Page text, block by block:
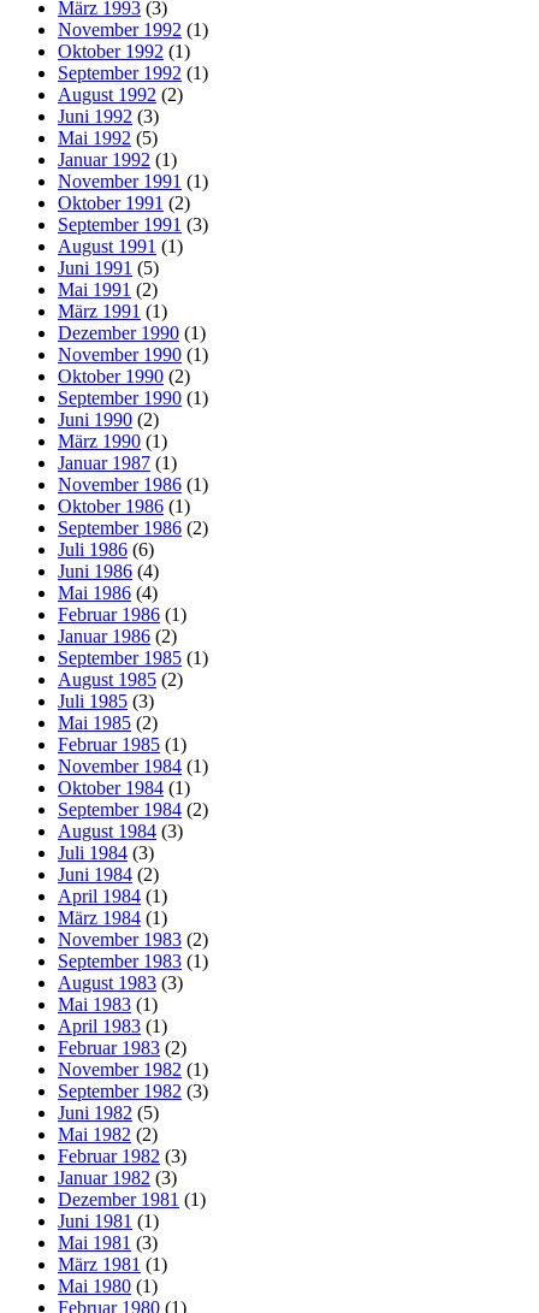
März 1993 (3)
November 1992 (1)
Oktober 1992 (1)
September 1992 (1)
August 1992 (2)
Juni 1992 (3)
Mai 1992 (5)
Januar 1992 (1)
November 1991 (1)
Oktober 1991 (2)
September 1991 (3)
August 1991 (1)
Juni 1991 (5)
Mai 1991 (2)
März 1991 (1)
Dezember 1990 (1)
November 1990 (1)
Oktober 1990 (2)
September 1990 (1)
Juni 1990 (2)
März 1990 (1)
Januar 1987 (1)
November 1986 (1)
Oktober 1986 (1)
September 1986 (2)
Juli 1986 (6)
Juni 1986 (4)
Mai 1986 (4)
Februar 1986 (1)
Januar 1986 (2)
September 1985 (1)
August 1985 (2)
Juli 1985 (3)
Mai 1985 (2)
Februar 1985 (1)
November 1984 (1)
Oktober 1984 (1)
September 1984 (2)
August 1984 (3)
Juli 1984 (3)
Juni 1984 (2)
April 1984 (1)
März 1984 (1)
November 1983 (2)
September 1983 (1)
August 1983 (3)
Mai 1983 (1)
April 1983 (1)
Februar 1983 (2)
November 1982 (1)
September 1982 (3)
Juni 1982 (5)
Mai 1982 (2)
Februar 1982 (3)
Januar 1982 (3)
Dezember 1981 (1)
Juni 1981 (1)
Mai 1981 (3)
März 1981 (1)
Mai 1980 (1)
Februar 1980 (1)